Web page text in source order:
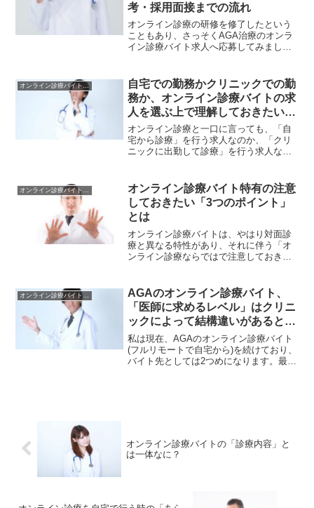
考・採用面接までの流れ
オンライン診療の研修を修了したという
こともあり、さっそくAGA治療のオンラ
イン診療バイト求人へ応募してみまし
象。・いきなり内科診察をオンライン診
療で行うよりもハード...
オンライン診療バイトの 始め方
自宅での勤務かクリニックでの勤
務か、オンライン診療バイトの求
人を選ぶ上で理解しておきたい3
つのポイント
オンライン診療と一口に言っても、「自
宅から診療」を行う求人なのか、「クリ
ニックに出勤して診療」を行う求人なの
いんじゃないの？」と思うかもしれませ
んが、実は「クリニックに...
オンライン診療バイトの 始め方
オンライン診療バイト特有の注意
しておきたい「3つのポイント」
とは
オンライン診療バイトは、やはり対面診
療と異なる特性があり、それに伴う「オ
ンライン診療ならではで注意しておきた
る、あるいは始めて間もないということ
であれば、ぜひ知っておいて...
AGAのオンライン診療バイト、
「医師に求めるレベル」はクリニ
ックによって結構違いがあると思
った理由
私は現在、AGAのオンライン診療バイト
(フルリモートで自宅から)を続けており、
バイト先としては2つめになります。最初
オンライン診療バイトの「診療内容」と
は一体なに？